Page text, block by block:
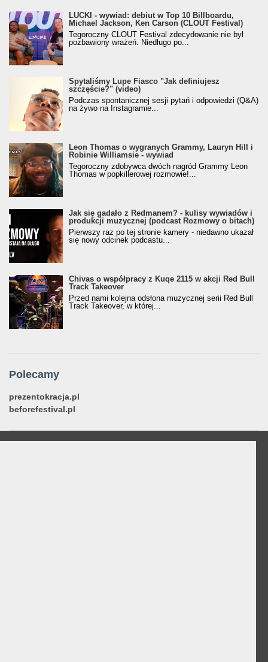
LUCKI - wywiad: debiut w Top 10 Billboardu,
Michael Jackson, Ken Carson (CLOUT Festival)
Tegoroczny CLOUT Festival zdecydowanie nie był
pozbawiony wrażeń. Niedługo po...
Spytaliśmy Lupe Fiasco "Jak definiujesz
szczęście?" (video)
Podczas spontanicznej sesji pytań i odpowiedzi (Q&A)
na żywo na Instagramie...
Leon Thomas o wygranych Grammy, Lauryn Hill i
Robinie Williamsie - wywiad
Tegoroczny zdobywca dwóch nagród Grammy Leon
Thomas w popkillerowej rozmowie!...
Jak się gadało z Redmanem? - kulisy wywiadów i
produkcji muzycznej (podcast Rozmowy o bitach)
Pierwszy raz po tej stronie kamery - niedawno ukazał
się nowy odcinek podcastu...
Chivas o współpracy z Kuqe 2115 w akcji Red Bull
Track Takeover
Przed nami kolejna odsłona muzycznej serii Red Bull
Track Takeover, w której...
Polecamy
prezentokracja.pl
beforefestival.pl